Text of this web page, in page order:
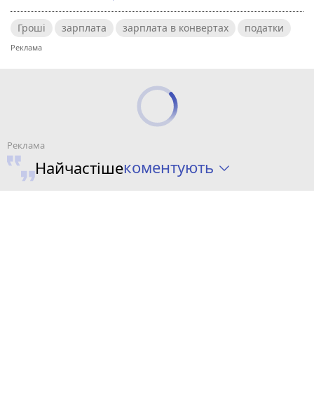
Гроші зарплата зарплата в конвертах податки
Найчастішекоментують